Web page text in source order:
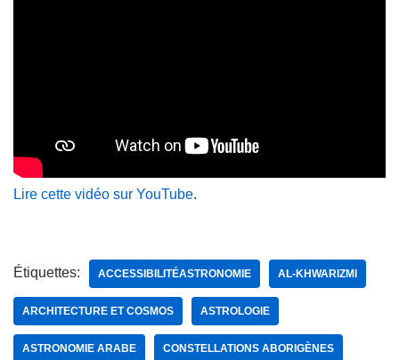
Lire cette vidéo sur YouTube.
Étiquettes: ACCESSIBILITÉASTRONOMIE AL-KHWARIZMI
ARCHITECTURE ET COSMOS ASTROLOGIE
ASTRONOMIE ARABE CONSTELLATIONS ABORIGÈNES